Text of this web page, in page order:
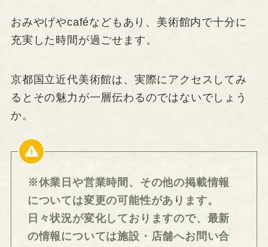
おみやげやcaféなどもあり、美術館内で十分に
充実した時間が過ごせます。
京都国立近代美術館は、実際にアクセスしてみ
るとその魅力が一層伝わるのではないでしょう
か。
※休業日や営業時間、その他の掲載情報
については変更の可能性があります。
日々状況が変化しておりますので、最新
の情報については施設・店舗へお問い合